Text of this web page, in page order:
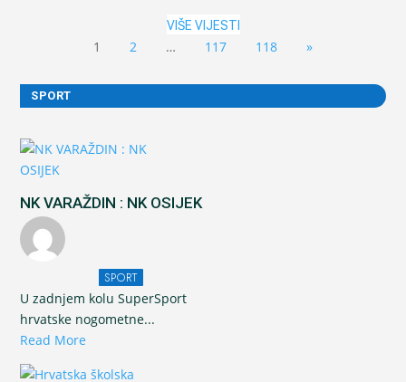
VIŠE VIJESTI
1 2 … 117 118 »
SPORT
NK VARAŽDIN : NK OSIJEK
SPORT
U zadnjem kolu SuperSport
hrvatske nogometne...
Read More